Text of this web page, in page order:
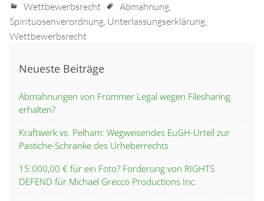
Wettbewerbsrecht Abmahnung,
Spirituosenverordnung, Unterlassungserklärung,
Wettbewerbsrecht
Neueste Beiträge
Abmahnungen von Frommer Legal wegen Filesharing
erhalten?
Kraftwerk vs. Pelham: Wegweisendes EuGH-Urteil zur
Pastiche-Schranke des Urheberrechts
15.000,00 € für ein Foto? Forderung von RIGHTS
DEFEND für Michael Grecco Productions Inc.